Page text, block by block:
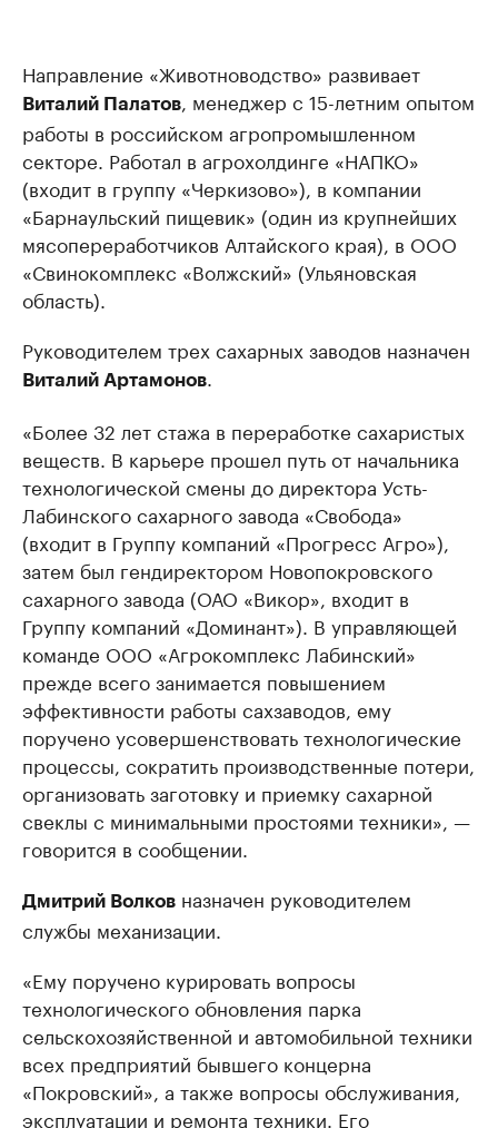
Направление «Животноводство» развивает
Виталий Палатов
, менеджер с 15-летним опытом
работы в российском агропромышленном
секторе. Работал в агрохолдинге «НАПКО»
(входит в группу «Черкизово»), в компании
«Барнаульский пищевик» (один из крупнейших
мясопереработчиков Алтайского края), в ООО
«Свинокомплекс «Волжский» (Ульяновская
область).
Руководителем трех сахарных заводов назначен
Виталий Артамонов
«Более 32 лет стажа в переработке сахаристых
веществ. В карьере прошел путь от начальника
технологической смены до директора Усть-
Лабинского сахарного завода «Свобода»
(входит в Группу компаний «Прогресс Агро»),
затем был гендиректором Новопокровского
сахарного завода (ОАО «Викор», входит в
Группу компаний «Доминант»). В управляющей
команде ООО «Агрокомплекс Лабинский»
прежде всего занимается повышением
эффективности работы сахзаводов, ему
поручено усовершенствовать технологические
процессы, сократить производственные потери,
организовать заготовку и приемку сахарной
свеклы с минимальными простоями техники», —
говорится в сообщении.
Дмитрий Волков назначен руководителем
службы механизации.
«Ему поручено курировать вопросы
технологического обновления парка
сельскохозяйственной и автомобильной техники
всех предприятий бывшего концерна
«Покровский», а также вопросы обслуживания,
эксплуатации и ремонта техники. Его